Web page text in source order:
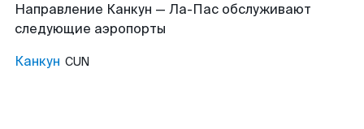
Направление Канкун — Ла-Пас обслуживают
следующие аэропорты
Канкун CUN